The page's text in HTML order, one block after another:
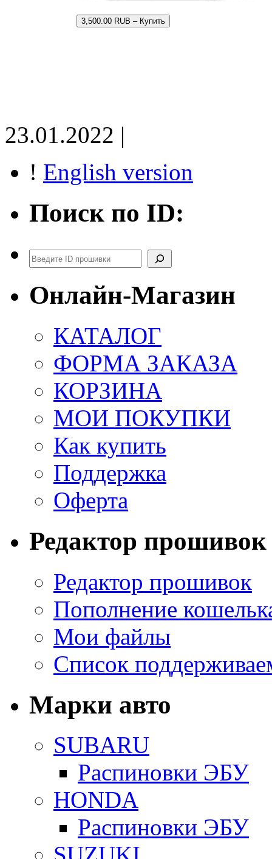
3,500.00 RUB – Купить
23.01.2022 |
! English version
Поиск по ID:
Поиск
Онлайн-Магазин
КАТАЛОГ
ФОРМА ЗАКАЗА
КОРЗИНА
МОИ ПОКУПКИ
Как купить
Поддержка
Оферта
Редактор прошивок
Редактор прошивок
Пополнение
Мои файлы
Список
Марки авто
SUBARU
Распиновки ЭБУ
HONDA
Распиновки ЭБУ